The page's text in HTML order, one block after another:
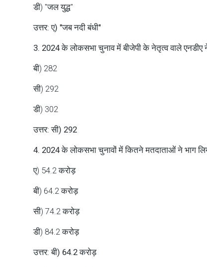
डी) "जल युद्ध"
उत्तर: ए) "जब नदी बंधी"
3. 2024 के लोकसभा चुनाव में बीजेपी के नेतृत्व वाले एनडीए
बी) 282
सी) 292
डी) 302
उत्तर: सी) 292
4. 2024 के लोकसभा चुनावों में कितने मतदाताओं ने भाग
ए) 54.2 करोड़
बी) 64.2 करोड़
सी) 74.2 करोड़
डी) 84.2 करोड़
उत्तर: बी) 64.2 करोड़